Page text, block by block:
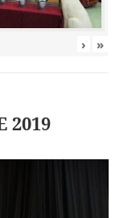
› »
2019